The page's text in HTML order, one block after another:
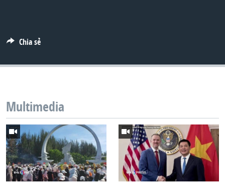
QUAN HỆ VIỆT MỸ
Chia sẻ
Multimedia